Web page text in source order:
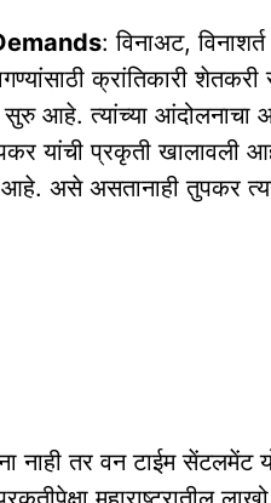
: विनाअट,
क्रांतिकारी
आहे. त्यांच्या
यांची प्रकृती खालावली
आहे. असे असतानाही तुपकर
नाही तर वन टाईम सेंटलमेंट